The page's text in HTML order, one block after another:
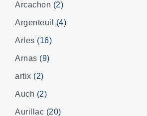
Arcachon (2)
Argenteuil (4)
Arles (16)
Arnas (9)
artix (2)
Auch (2)
Aurillac (20)